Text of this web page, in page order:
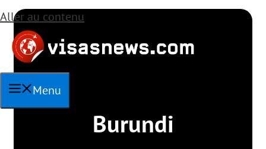
Aller au contenu
Menu
Burundi